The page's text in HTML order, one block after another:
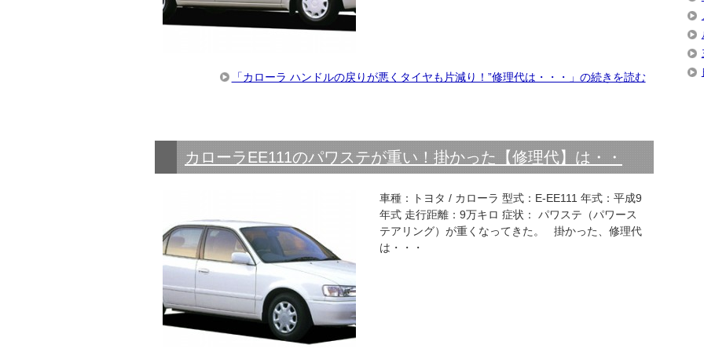
「カローラ ハンドルの戻りが悪くタイヤも片減り！”修理代は・・・」の続きを読む
カローラEE111のパワステが重い！掛かった【修理代】は・・
車種：トヨタ / カローラ 型式：E-EE111 年式：平成9
年式 走行距離：9万キロ 症状： パワステ（パワース
テアリング）が重くなってきた。 掛かった、修理代
は・・・